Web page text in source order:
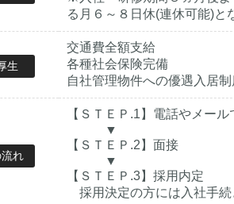
る月６～８日休(連休可能)と
生
交通費全額支給
各種社会保険完備
自社管理物件への優遇入居
れ
【ＳＴＥＰ.1】電話やメー
▼
【ＳＴＥＰ.2】面接
▼
【ＳＴＥＰ.3】採用内定
採用決定の方には入社手